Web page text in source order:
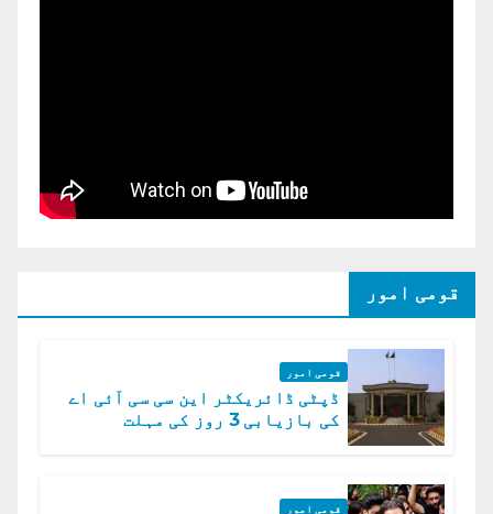
قومی امور
قومی امور
ڈپٹی ڈائریکٹر این سی سی آئی اے
کی بازیابی 3 روز کی مہلت
قومی امور